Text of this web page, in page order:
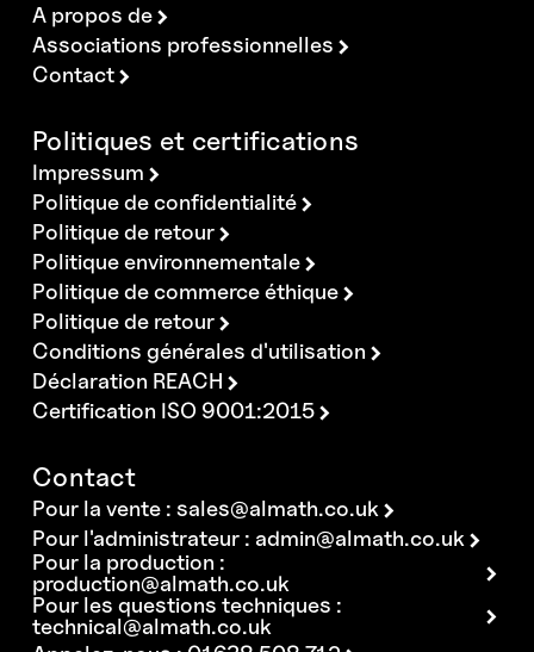
A propos de
Associations professionnelles
Contact
Politiques et certifications
Impressum
Politique de confidentialité
Politique de retour
Politique environnementale
Politique de commerce éthique
Politique de retour
Conditions générales d'utilisation
Déclaration REACH
Certification ISO 9001:2015
Contact
Pour la vente :sales@almath.co.uk
Pour l'administrateur : admin@almath.co.uk
Pour la production :
production@almath.co.uk
Pour les questions techniques :
technical@almath.co.uk